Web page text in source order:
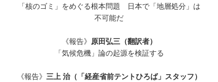
「核のゴミ」をめぐる根本問題 日本で「地層処分」は
不可能だ
《報告》 原田弘三（翻訳者）
「気候危機」論の起源を検証する
《報告》 三上 治（「経産省前テントひろば」スタッフ）